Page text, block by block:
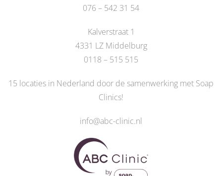
076 – 542 31 54
Kalverstraat 1
4331 LZ Middelburg
0118 – 515 515
15 locaties in Nederland door de samenwerking met Soap
Clinics!
info@abc-clinic.nl